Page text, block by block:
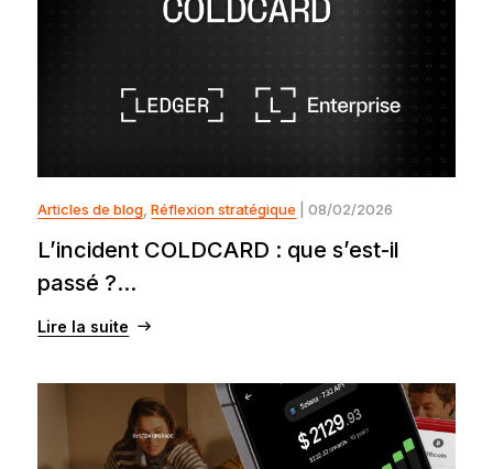
Articles de blog ,Réflexion stratégique | 08/02/2026
L’incident COLDCARD : que s’est-il
passé ?...
Lire la suite